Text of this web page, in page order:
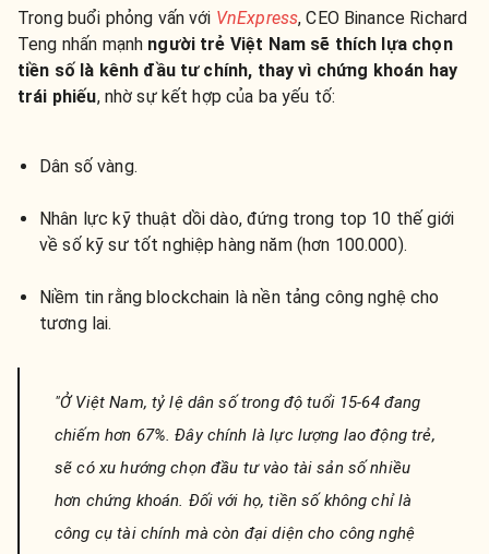
Trong buổi phỏng vấn với VnExpress, CEO Binance Richard
Teng nhấn mạnh người trẻ Việt Nam sẽ thích lựa chọn
tiền số là kênh đầu tư chính, thay vì chứng khoán hay
trái phiếu, nhờ sự kết hợp của ba yếu tố:
Dân số vàng.
Nhân lực kỹ thuật dồi dào, đứng trong top 10 thế giới
về số kỹ sư tốt nghiệp hàng năm (hơn 100.000).
Niềm tin rằng blockchain là nền tảng công nghệ cho
tương lai.
"Ở Việt Nam, tỷ lệ dân số trong độ tuổi 15-64 đang
chiếm hơn 67%. Đây chính là lực lượng lao động trẻ,
sẽ có xu hướng chọn đầu tư vào tài sản số nhiều
hơn chứng khoán. Đối với họ, tiền số không chỉ là
công cụ tài chính mà còn đại diện cho công nghệ